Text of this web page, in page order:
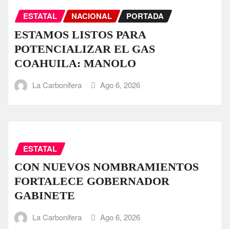
ESTATAL NACIONAL PORTADA
ESTAMOS LISTOS PARA
POTENCIALIZAR EL GAS
COAHUILA: MANOLO
La Carbonifera Ago 6, 2026
ESTATAL
CON NUEVOS NOMBRAMIENTOS
FORTALECE GOBERNADOR
GABINETE
La Carbonifera Ago 6, 2026